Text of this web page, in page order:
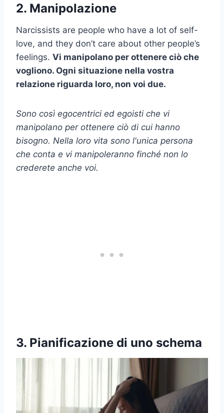
2. Manipolazione
Narcissists are people who have a lot of self-
love, and they don’t care about other people’s
feelings. Vi manipolano per ottenere ciò che
vogliono. Ogni situazione nella vostra
relazione riguarda loro, non voi due.
Sono così egocentrici ed egoisti che vi
manipolano per ottenere ciò di cui hanno
bisogno. Nella loro vita sono l'unica persona
che conta e vi manipoleranno finché non lo
crederete anche voi.
3. Pianificazione di uno schema